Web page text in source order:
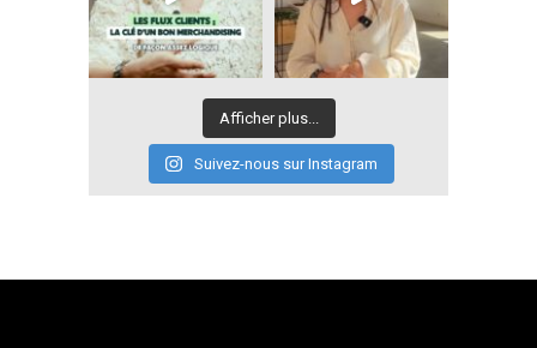
Afficher plus...
Suivez-nous sur Instagram